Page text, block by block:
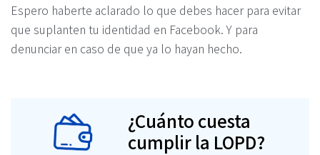
Espero haberte aclarado lo que debes hacer para evitar
que suplanten tu identidad en Facebook. Y para
denunciar en caso de que ya lo hayan hecho.
¿Cuánto cuesta
cumplir la LOPD?